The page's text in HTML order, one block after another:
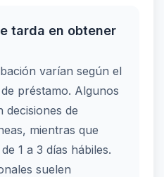
tarda en obtener
varían según el
préstamo. Algunos
decisiones de
mientras que
1 a 3 días hábiles.
suelen